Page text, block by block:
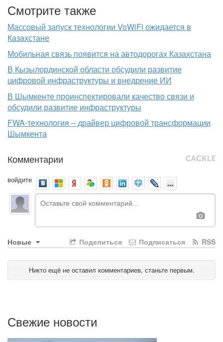
Смотрите также
Массовый запуск технологии VoWiFi ожидается в
Казахстане
Мобильная связь появится на автодорогах Казахстана
В Кызылординской области обсудили развитие
цифровой инфраструктуры и внедрение ИИ
В Шымкенте проинспектировали качество связи и
обсудили развитие инфраструктуры
FWA-технология – драйвер цифровой трансформации
Шымкента
Комментарии
войдите
Новые RSS
Подписаться
Поделиться
Никто ещё не оставил комментариев, станьте первым.
Свежие новости